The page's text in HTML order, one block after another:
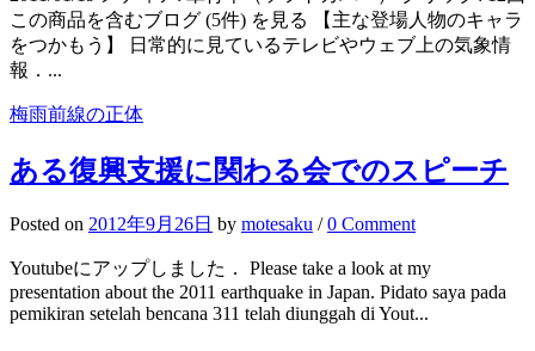
この商品を含むブログ (5件) を見る 【主な登場人物のキャラ
をつかもう】 日常的に見ているテレビやウェブ上の気象情
報．...
梅雨前線の正体
ある復興支援に関わる会でのスピーチ
Posted on 2012年9月26日 by motesaku /0 Comment
Youtubeにアップしました． Please take a look at my
presentation about the 2011 earthquake in Japan. Pidato saya pada
pemikiran setelah bencana 311 telah diunggah di Yout...